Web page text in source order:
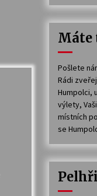
Máte
Pošlete
Rádi
Humpolci,
výlety,
místních
se